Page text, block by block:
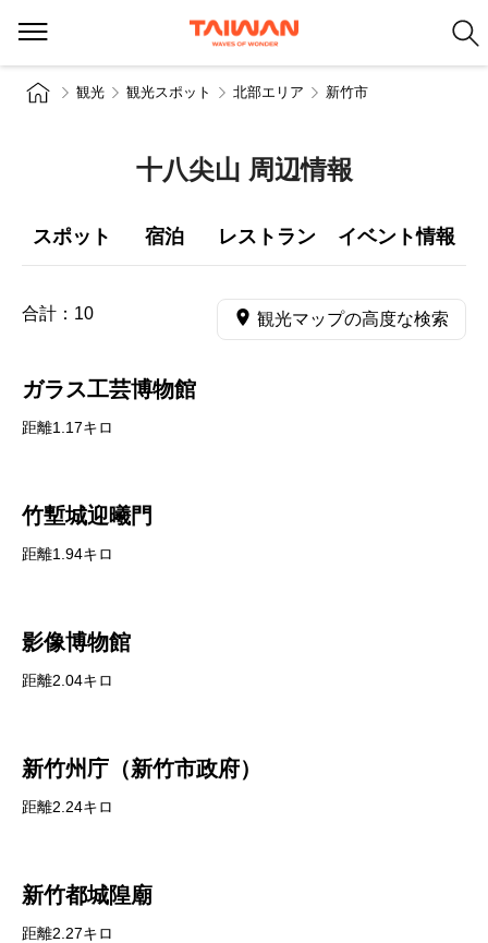
観光 観光スポット 北部エリア 新竹市
十八尖山 周辺情報
スポット 宿泊 レストラン イベント情報
合計： 10 観光マップの高度な検索
ガラス工芸博物館
距離1.17キロ
竹塹城迎曦門
距離1.94キロ
影像博物館
距離2.04キロ
新竹州庁（新竹市政府）
距離2.24キロ
新竹都城隍廟
距離2.27キロ